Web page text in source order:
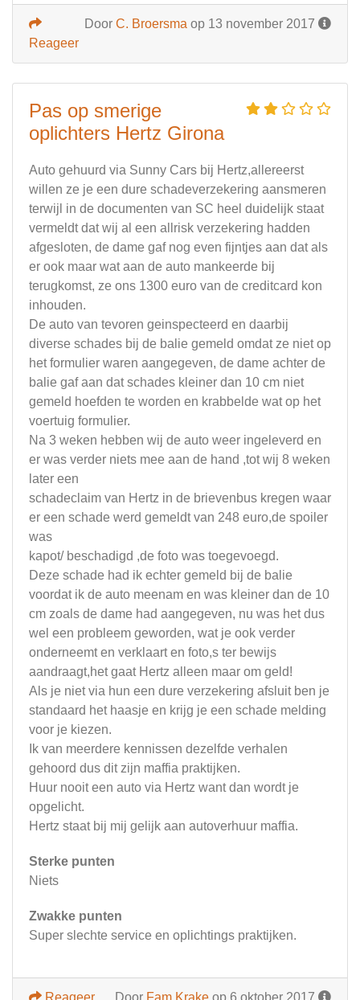
Door C. Broersma op 13 november 2017
Reageer
Pas op smerige
oplichters Hertz Girona
Auto gehuurd via Sunny Cars bij Hertz,allereerst
willen ze je een dure schadeverzekering aansmeren
terwijl in de documenten van SC heel duidelijk staat
vermeldt dat wij al een allrisk verzekering hadden
afgesloten, de dame gaf nog even fijntjes aan dat als
er ook maar wat aan de auto mankeerde bij
terugkomst, ze ons 1300 euro van de creditcard kon
inhouden.
De auto van tevoren geinspecteerd en daarbij
diverse schades bij de balie gemeld omdat ze niet op
het formulier waren aangegeven, de dame achter de
balie gaf aan dat schades kleiner dan 10 cm niet
gemeld hoefden te worden en krabbelde wat op het
voertuig formulier.
Na 3 weken hebben wij de auto weer ingeleverd en
er was verder niets mee aan de hand ,tot wij 8 weken
later een
schadeclaim van Hertz in de brievenbus kregen waar
er een schade werd gemeldt van 248 euro,de spoiler
was
kapot/ beschadigd ,de foto was toegevoegd.
Deze schade had ik echter gemeld bij de balie
voordat ik de auto meenam en was kleiner dan de 10
cm zoals de dame had aangegeven, nu was het dus
wel een probleem geworden, wat je ook verder
onderneemt en verklaart en foto,s ter bewijs
aandraagt,het gaat Hertz alleen maar om geld!
Als je niet via hun een dure verzekering afsluit ben je
standaard het haasje en krijg je een schade melding
voor je kiezen.
Ik van meerdere kennissen dezelfde verhalen
gehoord dus dit zijn maffia praktijken.
Huur nooit een auto via Hertz want dan wordt je
opgelicht.
Hertz staat bij mij gelijk aan autoverhuur maffia.
Sterke punten
Niets
Zwakke punten
Super slechte service en oplichtings praktijken.